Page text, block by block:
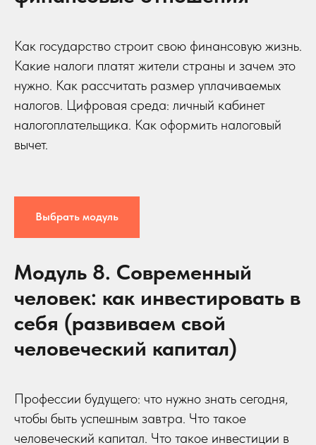
Как государство строит свою финансовую жизнь.
Какие налоги платят жители страны и зачем это
нужно. Как рассчитать размер уплачиваемых
налогов. Цифровая среда: личный кабинет
налогоплательщика. Как оформить налоговый
вычет.
Выбрать модуль
Модуль 8. Современный
человек: как инвестировать в
себя (развиваем свой
человеческий капитал)
Профессии будущего: что нужно знать сегодня,
чтобы быть успешным завтра. Что такое
человеческий капитал. Что такое инвестиции в